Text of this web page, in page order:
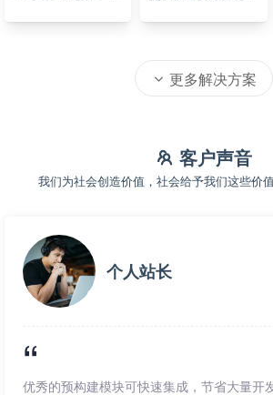
更多解决方案
客户声音
我们为社会创造价值，社会给予我们这些价
个人站长
优秀的预构建模块可快速集成，节省大量开